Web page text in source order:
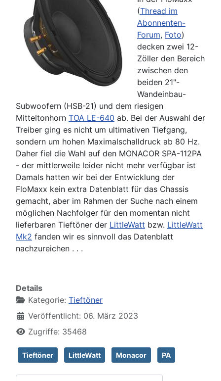
(Thread im
Abonnenten-
Forum, Foto)
decken zwei 12-
Zöller den Bereich
zwischen den
beiden 21"-
Wandeinbau-
Subwoofern (HSB-21) und dem riesigen
Mitteltonhorn TOA LE-640 ab. Bei der Auswahl der
Treiber ging es nicht um ultimativen Tiefgang,
sondern um hohen Maximalschalldruck ab 80 Hz.
Daher fiel die Wahl auf den MONACOR SPA-112PA
- der mittlerweile leider nicht mehr verfügbar ist
Damals hatten wir bei der Entwicklung der
FloMaxx kein extra Datenblatt für das Chassis
gemacht, aber im Rahmen der Suche nach einem
möglichen Nachfolger für den momentan nicht
lieferbaren Tieftöner der LittleWatt bzw. LittleWatt
Mk2 fanden wir es sinnvoll das Datenblatt
nachzureichen . . .
Details
Kategorie: Tieftöner
Veröffentlicht: 06. März 2023
Zugriffe: 35468
Tieftöner LittleWatt Monacor PA